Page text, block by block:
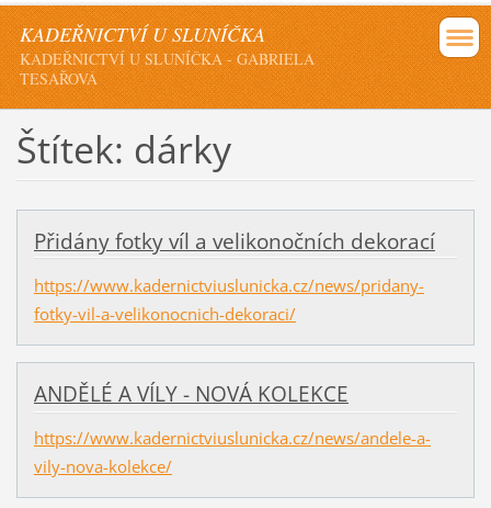
KADEŘNICTVÍ U SLUNÍČKA
KADEŘNICTVÍ U SLUNÍČKA - GABRIELA
TESAŘOVÁ
Štítek: dárky
Přidány fotky víl a velikonočních dekorací
https://www.kadernictviuslunicka.cz/news/pridany-
fotky-vil-a-velikonocnich-dekoraci/
ANDĚLÉ A VÍLY - NOVÁ KOLEKCE
https://www.kadernictviuslunicka.cz/news/andele-a-
vily-nova-kolekce/